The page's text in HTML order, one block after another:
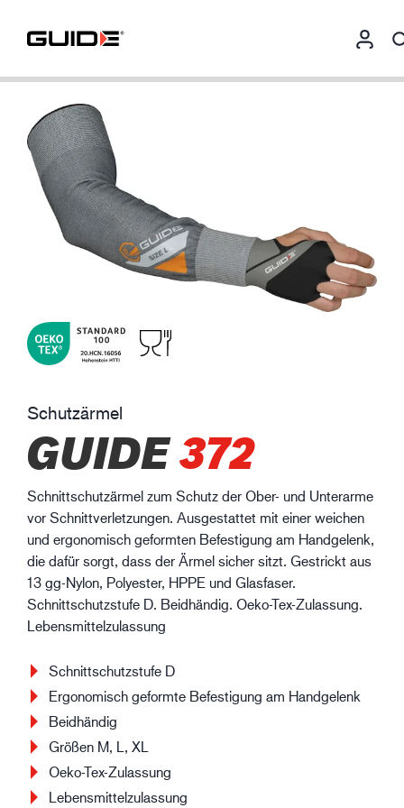
Schutzärmel
GUIDE372
Schnittschutzärmel zum Schutz der Ober- und Unterarme
vor Schnittverletzungen. Ausgestattet mit einer weichen
und ergonomisch geformten Befestigung am Handgelenk,
die dafür sorgt, dass der Ärmel sicher sitzt. Gestrickt aus
13 gg-Nylon, Polyester, HPPE und Glasfaser.
Schnittschutzstufe D. Beidhändig. Oeko-Tex-Zulassung.
Lebensmittelzulassung
Schnittschutzstufe D
Ergonomisch geformte Befestigung am Handgelenk
Beidhändig
Größen M, L, XL
Oeko-Tex-Zulassung
Lebensmittelzulassung